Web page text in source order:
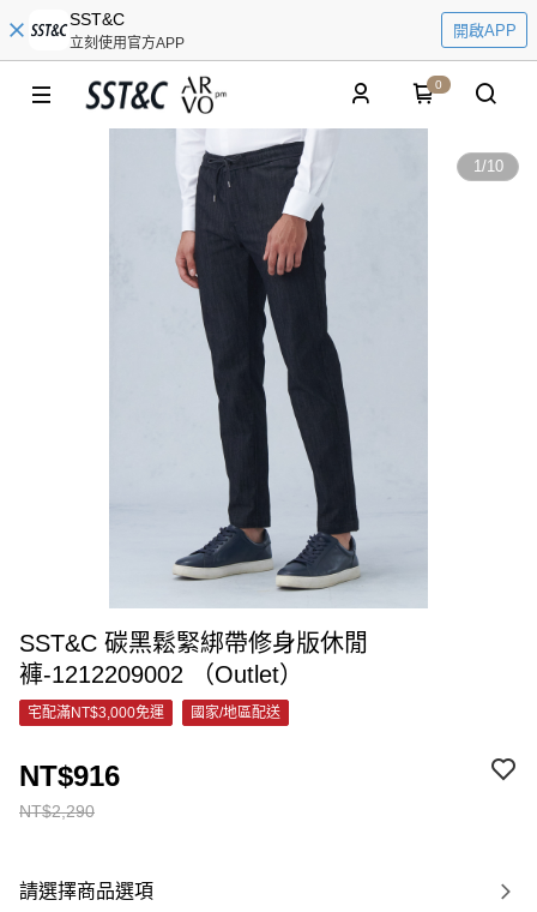
SST&C
立刻使用官方APP
開啟APP
0
1/10
SST&C 碳黑鬆緊綁帶修身版休閒
褲-1212209002 （Outlet）
宅配滿NT$3,000免運 國家/地區配送
NT$2,290
NT$916
請選擇商品選項